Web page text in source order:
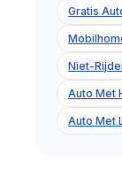
Gratis
Niet-
Auto Met
Auto Met